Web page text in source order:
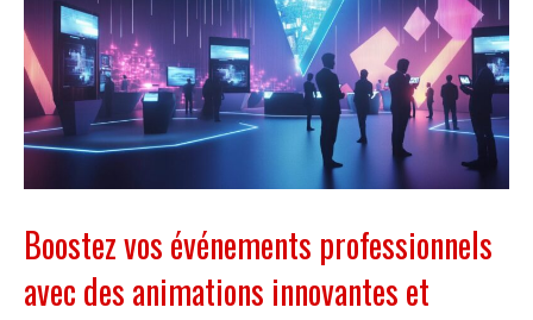
Boostez vos événements professionnels
avec des animations innovantes et